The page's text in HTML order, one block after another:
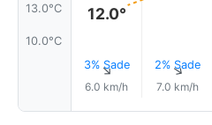
13.0°C
10.0°C
12.0°
3% Sade
↑
6.0 km/h
2% Sade
↑
7.0 km/h